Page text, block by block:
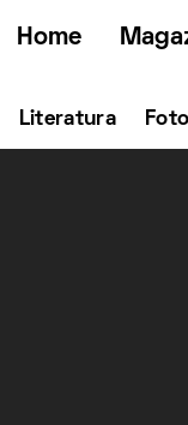
Home
Literatura